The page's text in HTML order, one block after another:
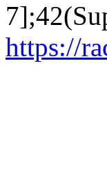
https://